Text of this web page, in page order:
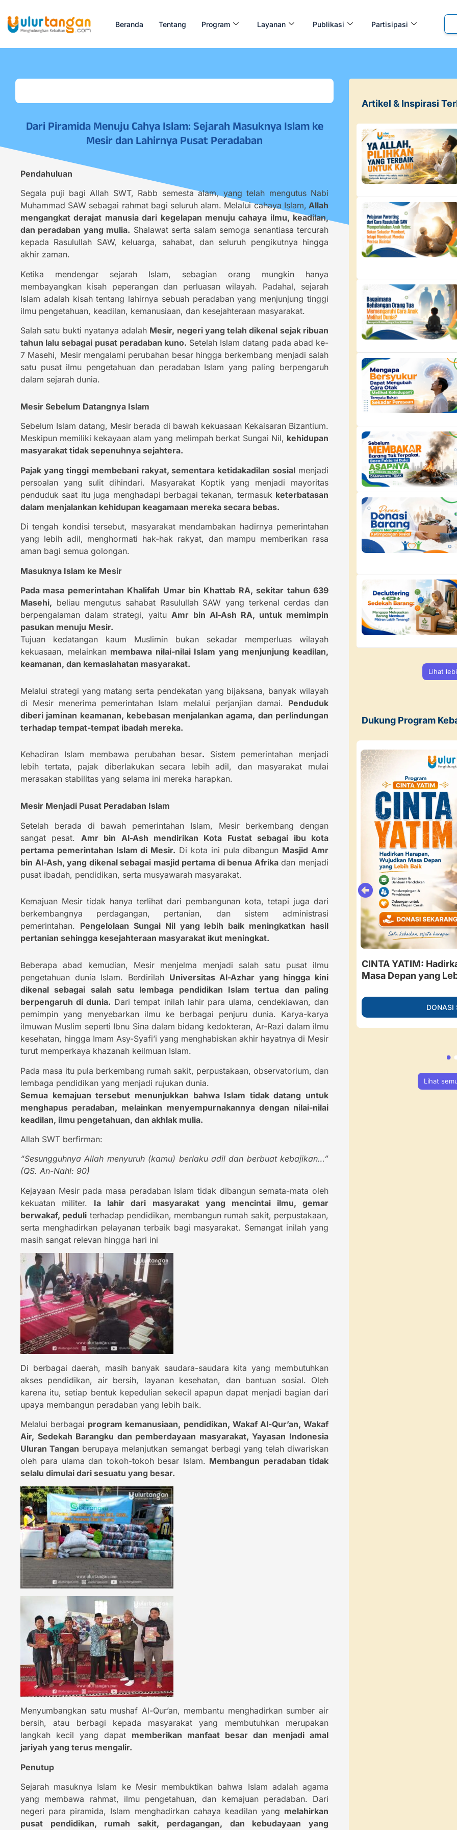
Beranda Tentang Program Layanan Publikasi Partisipasi
Dari Piramida Menuju Cahya Islam: Sejarah Masuknya Islam ke
Mesir dan Lahirnya Pusat Peradaban
Pendahuluan
Segala puji bagi Allah SWT, Rabb semesta alam, yang telah mengutus Nabi
Muhammad SAW sebagai rahmat bagi seluruh alam. Melalui cahaya Islam, Allah
mengangkat derajat manusia dari kegelapan menuju cahaya ilmu, keadilan,
dan peradaban yang mulia. Shalawat serta salam semoga senantiasa tercurah
kepada Rasulullah SAW, keluarga, sahabat, dan seluruh pengikutnya hingga
akhir zaman.
Ketika mendengar sejarah Islam, sebagian orang mungkin hanya
membayangkan kisah peperangan dan perluasan wilayah. Padahal, sejarah
Islam adalah kisah tentang lahirnya sebuah peradaban yang menjunjung tinggi
ilmu pengetahuan, keadilan, kemanusiaan, dan kesejahteraan masyarakat.
Salah satu bukti nyatanya adalah Mesir, negeri yang telah dikenal sejak ribuan
tahun lalu sebagai pusat peradaban kuno. Setelah Islam datang pada abad ke-
7 Masehi, Mesir mengalami perubahan besar hingga berkembang menjadi salah
satu pusat ilmu pengetahuan dan peradaban Islam yang paling berpengaruh
dalam sejarah dunia.
Mesir Sebelum Datangnya Islam
Sebelum Islam datang, Mesir berada di bawah kekuasaan Kekaisaran Bizantium.
Meskipun memiliki kekayaan alam yang melimpah berkat Sungai Nil, kehidupan
masyarakat tidak sepenuhnya sejahtera.
Pajak yang tinggi membebani rakyat, sementara ketidakadilan sosial menjadi
persoalan yang sulit dihindari. Masyarakat Koptik yang menjadi mayoritas
penduduk saat itu juga menghadapi berbagai tekanan, termasuk keterbatasan
dalam menjalankan kehidupan keagamaan mereka secara bebas.
Di tengah kondisi tersebut, masyarakat mendambakan hadirnya pemerintahan
yang lebih adil, menghormati hak-hak rakyat, dan mampu memberikan rasa
aman bagi semua golongan.
Masuknya Islam ke Mesir
Pada masa pemerintahan Khalifah Umar bin Khattab RA, sekitar tahun 639
Masehi, beliau mengutus sahabat Rasulullah SAW yang terkenal cerdas dan
berpengalaman dalam strategi, yaitu Amr bin Al-Ash RA, untuk memimpin
pasukan menuju Mesir.
Tujuan kedatangan kaum Muslimin bukan sekadar memperluas wilayah
kekuasaan, melainkan membawa nilai-nilai Islam yang menjunjung keadilan,
keamanan, dan kemaslahatan masyarakat.
Melalui strategi yang matang serta pendekatan yang bijaksana, banyak wilayah
di Mesir menerima pemerintahan Islam melalui perjanjian damai. Penduduk
diberi jaminan keamanan, kebebasan menjalankan agama, dan perlindungan
terhadap tempat-tempat ibadah mereka.
Kehadiran Islam membawa perubahan besar. Sistem pemerintahan menjadi
lebih tertata, pajak diberlakukan secara lebih adil, dan masyarakat mulai
merasakan stabilitas yang selama ini mereka harapkan.
Mesir Menjadi Pusat Peradaban Islam
Setelah berada di bawah pemerintahan Islam, Mesir berkembang dengan
sangat pesat. Amr bin Al-Ash mendirikan Kota Fustat sebagai ibu kota
pertama pemerintahan Islam di Mesir. Di kota ini pula dibangun Masjid Amr
bin Al-Ash, yang dikenal sebagai masjid pertama di benua Afrikadan menjadi
pusat ibadah, pendidikan, serta musyawarah masyarakat.
Kemajuan Mesir tidak hanya terlihat dari pembangunan kota, tetapi juga dari
berkembangnya perdagangan, pertanian, dan sistem administrasi
pemerintahan. Pengelolaan Sungai Nil yang lebih baik meningkatkan hasil
pertanian sehingga kesejahteraan masyarakat ikut meningkat.
Beberapa abad kemudian, Mesir menjelma menjadi salah satu pusat ilmu
pengetahuan dunia Islam. Berdirilah Universitas Al-Azhar yang hingga kini
dikenal sebagai salah satu lembaga pendidikan Islam tertua dan paling
berpengaruh di dunia. Dari tempat inilah lahir para ulama, cendekiawan, dan
pemimpin yang menyebarkan ilmu ke berbagai penjuru dunia. Karya-karya
ilmuwan Muslim seperti Ibnu Sina dalam bidang kedokteran, Ar-Razi dalam ilmu
kesehatan, hingga Imam Asy-Syafi’i yang menghabiskan akhir hayatnya di Mesir
turut memperkaya khazanah keilmuan Islam.
Pada masa itu pula berkembang rumah sakit, perpustakaan, observatorium, dan
lembaga pendidikan yang menjadi rujukan dunia.
Semua kemajuan tersebut menunjukkan bahwa Islam tidak datang untuk
menghapus peradaban, melainkan menyempurnakannya dengan nilai-nilai
keadilan, ilmu pengetahuan, dan akhlak mulia.
Allah SWT berfirman:
“Sesungguhnya Allah menyuruh (kamu) berlaku adil dan berbuat kebajikan…”
(QS. An-Nahl: 90)
Kejayaan Mesir pada masa peradaban Islam tidak dibangun semata-mata oleh
kekuatan militer. Ia lahir dari masyarakat yang mencintai ilmu, gemar
berwakaf, peduli terhadap pendidikan, membangun rumah sakit, perpustakaan,
serta menghadirkan pelayanan terbaik bagi masyarakat. Semangat inilah yang
masih sangat relevan hingga hari ini
Di berbagai daerah, masih banyak saudara-saudara kita yang membutuhkan
akses pendidikan, air bersih, layanan kesehatan, dan bantuan sosial. Oleh
karena itu, setiap bentuk kepedulian sekecil apapun dapat menjadi bagian dari
upaya membangun peradaban yang lebih baik.
Melalui berbagai program kemanusiaan, pendidikan, Wakaf Al-Qur’an, Wakaf
Air, Sedekah Barangku dan pemberdayaan masyarakat, Yayasan Indonesia
Uluran Tangan berupaya melanjutkan semangat berbagi yang telah diwariskan
oleh para ulama dan tokoh-tokoh besar Islam. Membangun peradaban tidak
selalu dimulai dari sesuatu yang besar.
Menyumbangkan satu mushaf Al-Qur’an, membantu menghadirkan sumber air
bersih, atau berbagi kepada masyarakat yang membutuhkan merupakan
langkah kecil yang dapat memberikan manfaat besar dan menjadi amal
jariyah yang terus mengalir.
Penutup
Sejarah masuknya Islam ke Mesir membuktikan bahwa Islam adalah agama
yang membawa rahmat, ilmu pengetahuan, dan kemajuan peradaban. Dari
negeri para piramida, Islam menghadirkan cahaya keadilan yang melahirkan
pusat pendidikan, rumah sakit, perdagangan, dan kebudayaan yang
Artikel & Inspirasi
Lihat
Dukung Program
Tumor Terus Membesar, Guru Ngaji di
Tasikmalaya Tak Berdaya Menahan Sakit.
Mari Ulurkan Tangan
DONASI SEKARANG
CINTA YATIM:
Masa Depan yang
DONASI
Lihat